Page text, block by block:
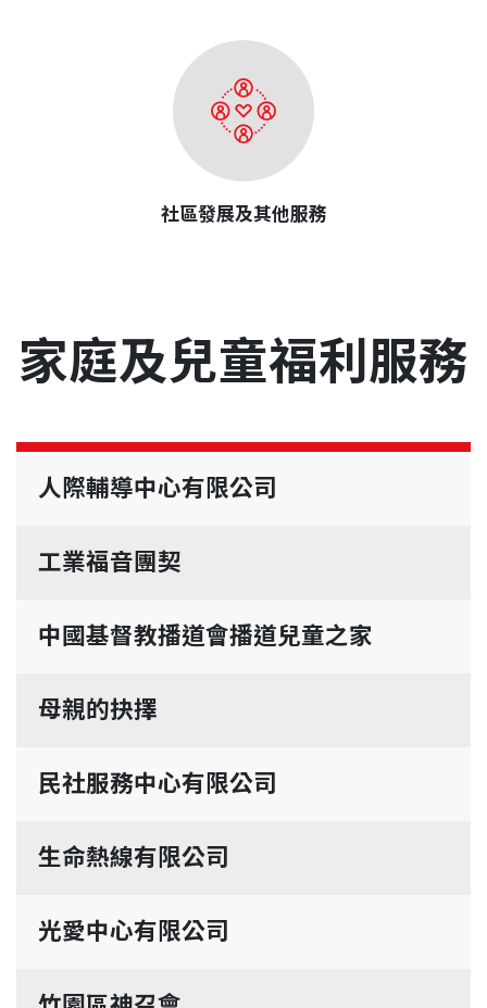
社區發展及其他服務
家庭及兒童福利服務
人際輔導中心有限公司
工業福音團契
中國基督教播道會播道兒童之家
母親的抉擇
民社服務中心有限公司
生命熱線有限公司
光愛中心有限公司